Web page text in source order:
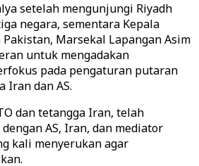
setelah mengunjungi Riyadh
negara, sementara Kepala
Marsekal Lapangan Asim
untuk mengadakan
pada pengaturan putaran
Iran dan AS.
dan tetangga Iran, telah
AS, Iran, dan mediator
kali menyerukan agar